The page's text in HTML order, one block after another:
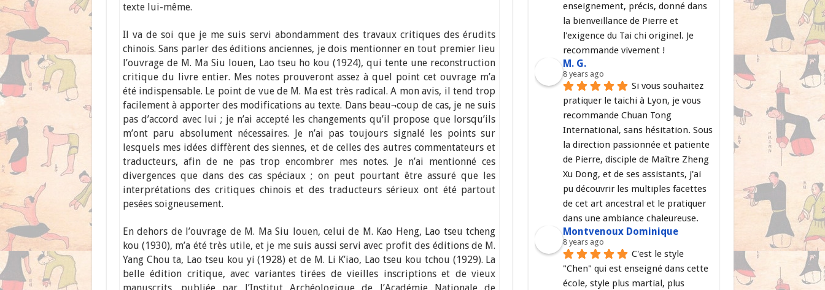
texte lui-même.
Il va de soi que je me suis servi abondamment des travaux critiques des érudits
chinois. Sans parler des éditions anciennes, je dois mentionner en tout premier lieu
l’ouvrage de M. Ma Siu louen, Lao tseu ho kou (1924), qui tente une reconstruction
critique du livre entier. Mes notes prouveront assez à quel point cet ouvrage m’a
été indispensable. Le point de vue de M. Ma est très radical. A mon avis, il tend trop
facilement à apporter des modifications au texte. Dans beau¬coup de cas, je ne suis
pas d’accord avec lui ; je n’ai accepté les changements qu’il propose que lorsqu’ils
m’ont paru absolument nécessaires. Je n’ai pas toujours signalé les points sur
lesquels mes idées diffèrent des siennes, et de celles des autres commentateurs et
traducteurs, afin de ne pas trop encombrer mes notes. Je n’ai mentionné ces
divergences que dans des cas spéciaux ; on peut pourtant être assuré que les
interprétations des critiques chinois et des traducteurs sérieux ont été partout
pesées soigneusement.
En dehors de l’ouvrage de M. Ma Siu louen, celui de M. Kao Heng, Lao tseu tcheng
kou (1930), m’a été très utile, et je me suis aussi servi avec profit des éditions de M.
Yang Chou ta, Lao tseu kou yi (1928) et de M. Li K’iao, Lao tseu kou tchou (1929). La
belle édition critique, avec variantes tirées de vieilles inscriptions et de vieux
enseignement, précis, donné dans
la bienveillance de Pierre et
l'exigence du Tai chi originel. Je
recommande vivement !
M. G.
8 years ago
Si vous souhaitez
pratiquer le taichi à Lyon, je vous
recommande Chuan Tong
International, sans hésitation. Sous
la direction passionnée et patiente
de Pierre, disciple de Maître Zheng
Xu Dong, et de ses assistants, j'ai
pu découvrir les multiples facettes
de cet art ancestral et le pratiquer
dans une ambiance chaleureuse.
Montvenoux Dominique
8 years ago
C'est le style
"Chen" qui est enseigné dans cette
école, style plus martial, plus